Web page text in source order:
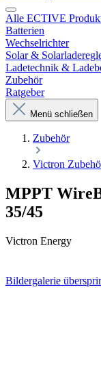
Alle ECTIVE
Batterien
Wechselrichter
Solar &
Ladetechnik &
Zubehör
Ratgeber
Menü schließen
Zubehör
Victron
MPPT
35/45
Victron Energy
Bildergalerie